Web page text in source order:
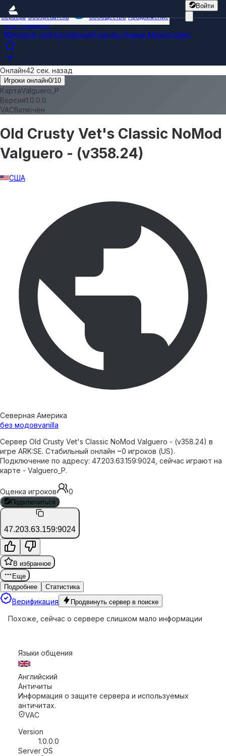
Войти
Сервера Обозреватель Сообщество Продвижение
Все сервера
Мировой топПопулярныеТренды Новые Мониторинг
Old Crusty Vet's Classic NoMod
Valguero - (v358.24)
США
Северная Америка
без модовvanilla
Сервер Old Crusty Vet's Classic NoMod Valguero - (v358.24) в
игре ARK:SE. Стабильный онлайн ~0 игроков (US).
Подключение по адресу: 47.203.63.159:9024, сейчас играют на
карте - Valguero_P.
Оценка игроков 0
Онлайн42 сек. назад
Игроки онлайн0/10
КартаValguero_P
Версия1.0.0.0
VACВключён
Подключиться
47.203.63.159:9024
В избранное
Еще
Подробнее
Статистика
Верификация Продвинуть сервер в поиске
Похоже, сейчас о сервере слишком мало информации
Языки общения
Английский
Античиты
Информация о защите сервера и используемых
античитах.
VAC
Version
1.0.0.0
Server OS